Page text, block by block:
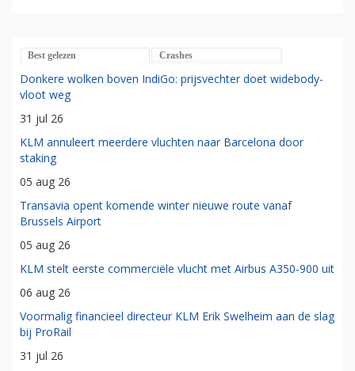
Best gelezen Crashes
Donkere wolken boven IndiGo: prijsvechter doet widebody-
vloot weg
31 jul 26
KLM annuleert meerdere vluchten naar Barcelona door
staking
05 aug 26
Transavia opent komende winter nieuwe route vanaf
Brussels Airport
05 aug 26
KLM stelt eerste commerciële vlucht met Airbus A350-900 uit
06 aug 26
Voormalig financieel directeur KLM Erik Swelheim aan de slag
bij ProRail
31 jul 26